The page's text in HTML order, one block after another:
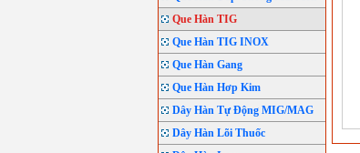
Que Hàn TIG
Que Hàn TIG INOX
Que Hàn Gang
Que Hàn Hơp Kim
Dây Hàn Tự Động MIG/MAG
Dây Hàn Lõi Thuốc